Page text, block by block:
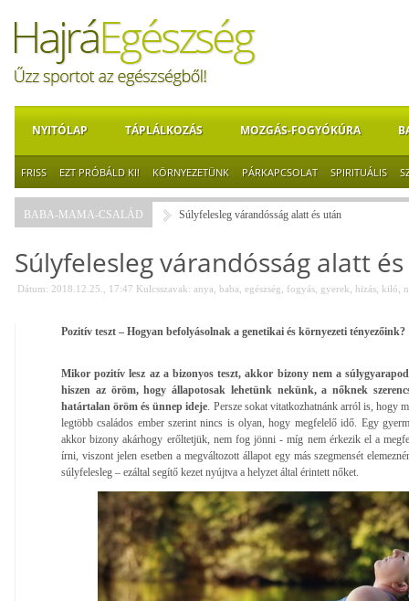
NYITÓLAP TÁPLÁLKOZÁS MOZGÁS-FOGYÓKÚRA
FRISS EZT PRÓBÁLD KI! KÖRNYEZETÜNK PÁRKAPCSOLAT SPIRITUÁLIS
BABA-MAMA-CSALÁD Súlyfelesleg várandósság alatt és után
Súlyfelesleg várandósság alatt
Dátum: 2018.12.25., 17:47 Kulcsszavak: anya baba egészség fogyás gyerek hizás kiló
Pozitív teszt – Hogyan befolyásolnak a genetikai és környezeti tényezőink?
Mikor pozitív lesz az a bizonyos teszt, akkor bizony nem a
hiszen az öröm, hogy állapotosak lehetünk nekünk, a nőknek
határtalan öröm és ünnep ideje . Persze sokat vitatkozhatnánk arról is, hogy
legtöbb családos ember szerint nincs is olyan, hogy megfelelő idő. Egy
akkor bizony akárhogy erőltetjük, nem fog jönni - míg nem érkezik el a
írni, viszont jelen esetben a megváltozott állapot egy más szegmensét
súlyfelesleg – ezáltal segítő kezet nyújtva a helyzet által érintett nőket.